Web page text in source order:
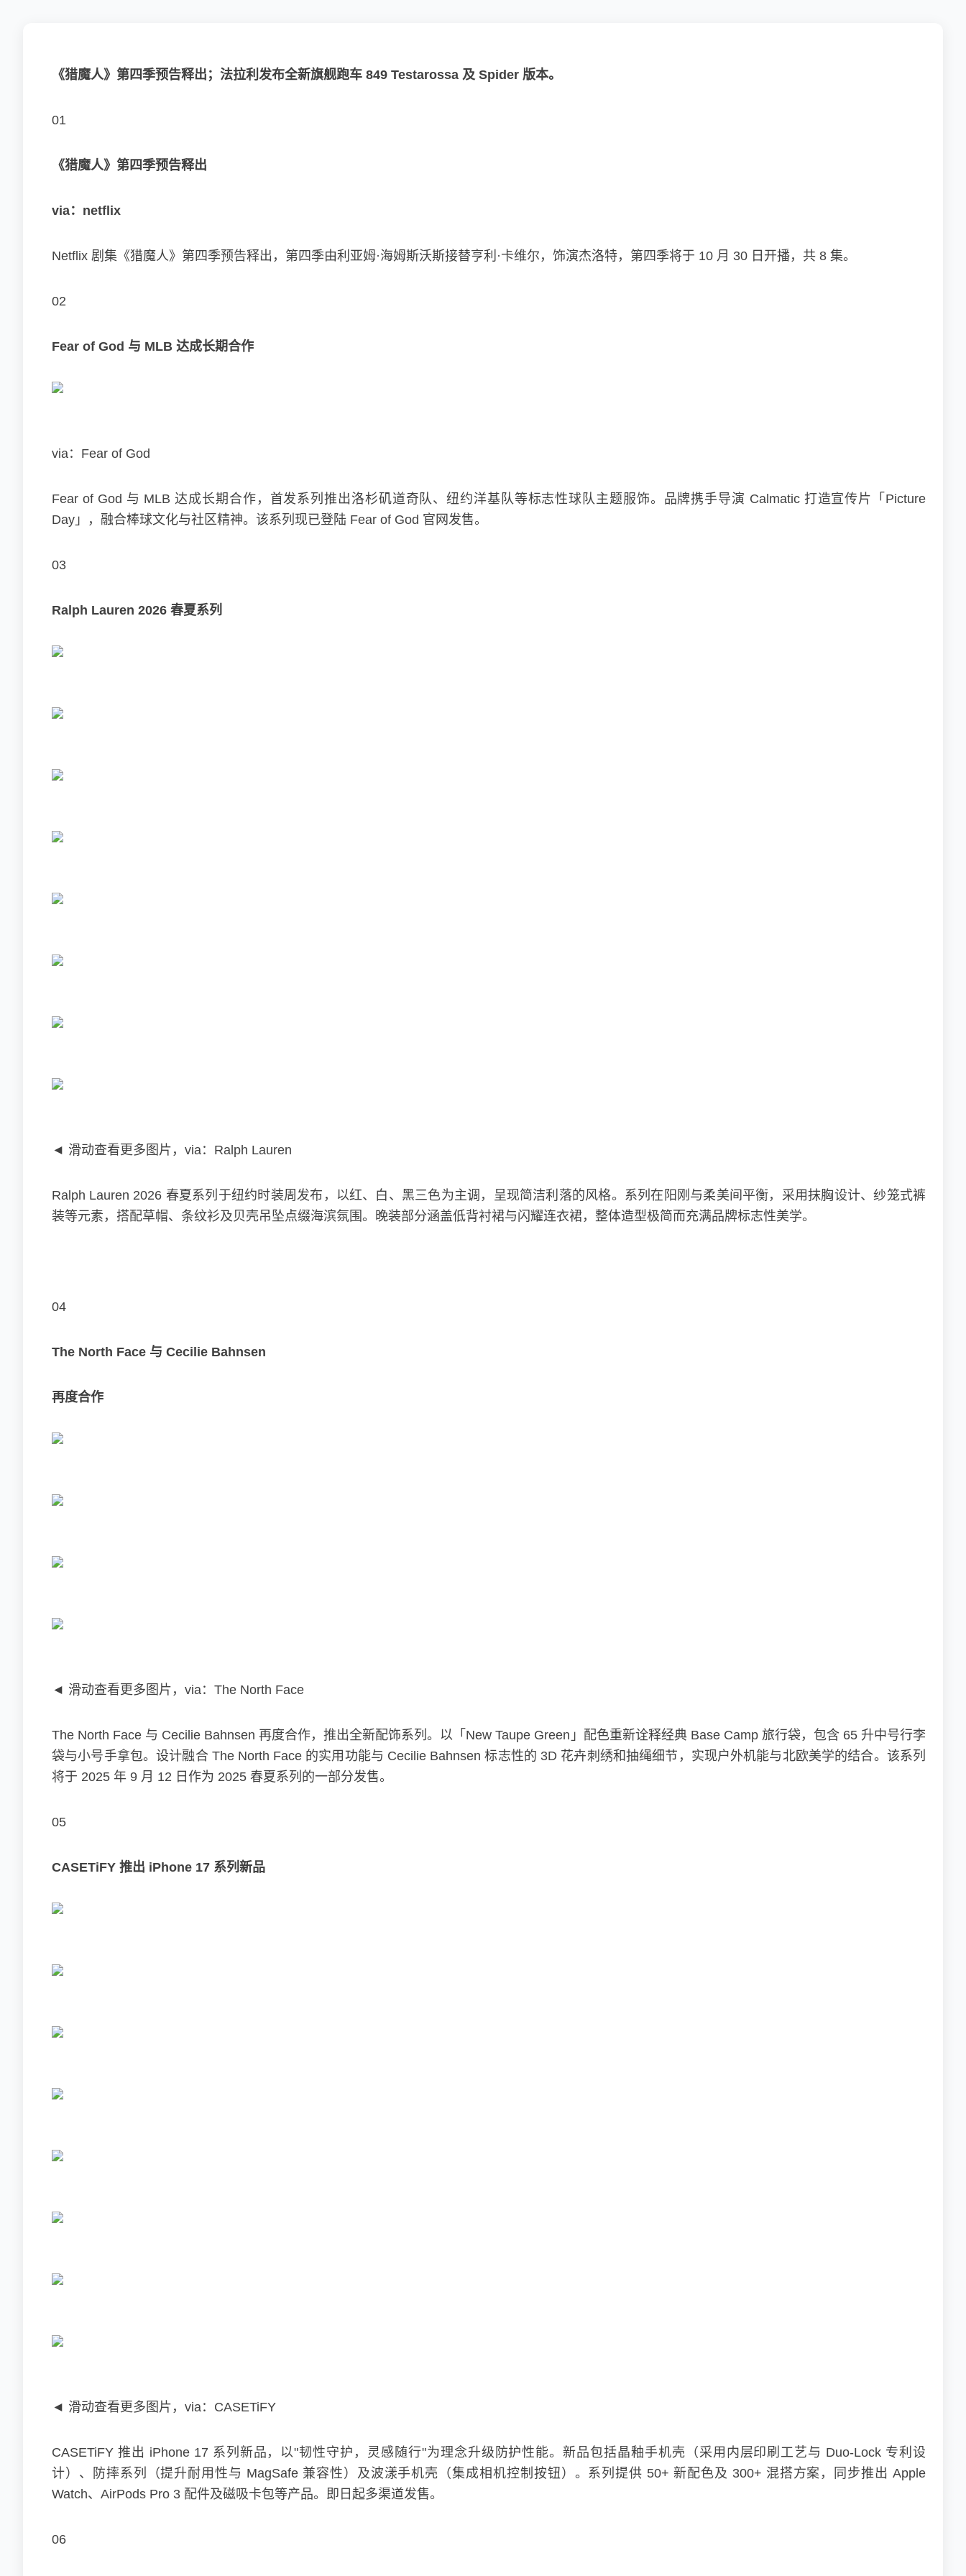
《猎魔人》第四季预告释出；法拉利发布全新旗舰跑车 849 Testarossa 及 Spider 版本。
01‍
《猎魔人》第四季预告释出
via：netflix
Netflix 剧集《猎魔人》第四季预告释出，第四季由利亚姆·海姆斯沃斯接替亨利·卡维尔，饰演杰洛特，第四季将于 10 月 30 日开播，共 8 集。
02‍
Fear of God 与 MLB 达成长期合作
via：Fear of God
Fear of God 与 MLB 达成长期合作，首发系列推出洛杉矶道奇队、纽约洋基队等标志性球队主题服饰。品牌携手导演 Calmatic 打造宣传片「Picture
Day」，融合棒球文化与社区精神。该系列现已登陆 Fear of God 官网发售。
03‍
Ralph Lauren 2026 春夏系列
◄ 滑动查看更多图片，via：Ralph Lauren
Ralph Lauren 2026 春夏系列于纽约时装周发布，以红、白、黑三色为主调，呈现简洁利落的风格。系列在阳刚与柔美间平衡，采用抹胸设计、纱笼式裤
装等元素，搭配草帽、条纹衫及贝壳吊坠点缀海滨氛围。晚装部分涵盖低背衬裙与闪耀连衣裙，整体造型极简而充满品牌标志性美学。
04‍‍
The North Face 与 Cecilie Bahnsen
再度合作
◄ 滑动查看更多图片，via：The North Face
The North Face 与 Cecilie Bahnsen 再度合作，推出全新配饰系列。以「New Taupe Green」配色重新诠释经典 Base Camp 旅行袋，包含 65 升中号行李
袋与小号手拿包。设计融合 The North Face 的实用功能与 Cecilie Bahnsen 标志性的 3D 花卉刺绣和抽绳细节，实现户外机能与北欧美学的结合。该系列
将于 2025 年 9 月 12 日作为 2025 春夏系列的一部分发售。
05‍‍
CASETiFY 推出 iPhone 17 系列新品
◄ 滑动查看更多图片，via：CASETiFY
CASETiFY 推出 iPhone 17 系列新品，以"韧性守护，灵感随行"为理念升级防护性能。新品包括晶釉手机壳（采用内层印刷工艺与 Duo-Lock 专利设
计）、防摔系列（提升耐用性与 MagSafe 兼容性）及波漾手机壳（集成相机控制按钮）。系列提供 50+ 新配色及 300+ 混搭方案，同步推出 Apple
Watch、AirPods Pro 3 配件及磁吸卡包等产品。即日起多渠道发售。
06‍‍